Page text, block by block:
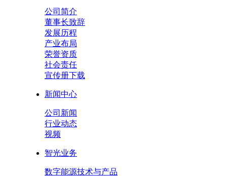
公司简介
董事长致辞
发展历程
产业布局
荣誉资质
社会责任
宣传册下载
新闻中心
公司新闻
行业动态
视频
智光业务
数字能源技术与产品